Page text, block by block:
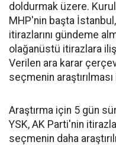
doldurmak üzere.
MHP'nin başta
itirazlarını gündeme
olağanüstü itirazlara
Verilen ara karar
seçmenin
Araştırma için 5 gün
YSK, AK Parti'nin
seçmenin daha